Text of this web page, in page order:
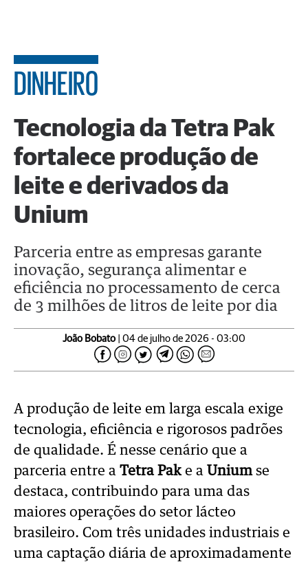
DINHEIRO
Tecnologia da Tetra Pak
fortalece produção de
leite e derivados da
Unium
Parceria entre as empresas garante
inovação, segurança alimentar e
eficiência no processamento de cerca
de 3 milhões de litros de leite por dia
João Bobato | 04 de julho de 2026 - 03:00
A produção de leite em larga escala exige
tecnologia, eficiência e rigorosos padrões
de qualidade. É nesse cenário que a
parceria entre a Tetra Pake a Uniumse
destaca, contribuindo para uma das
maiores operações do setor lácteo
brasileiro. Com três unidades industriais e
uma captação diária de aproximadamente